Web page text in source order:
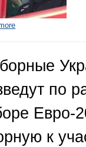
по
Евро-
к